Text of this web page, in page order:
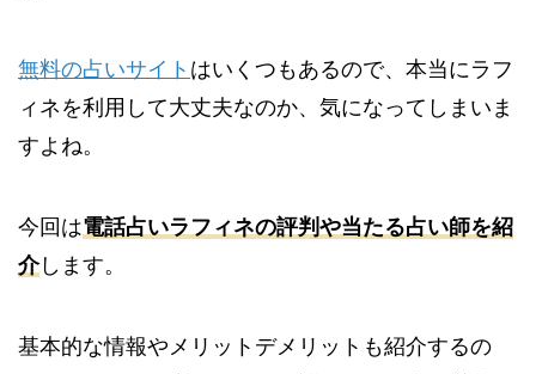
無料の占いサイト はいくつもあるので、本当にラフ
ィネを利用して大丈夫なのか、気になってしまいま
すよね。
今回は電話占いラフィネの評判や当たる占い師を紹
介します。
基本的な情報やメリットデメリットも紹介するの